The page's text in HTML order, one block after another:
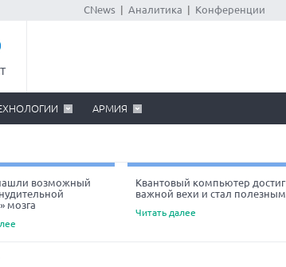
CNews Аналитика Конференции
АРМИЯ
возможный
мозга
Квантовый компьютер достиг
важной вехи и стал полезным
Читать далее